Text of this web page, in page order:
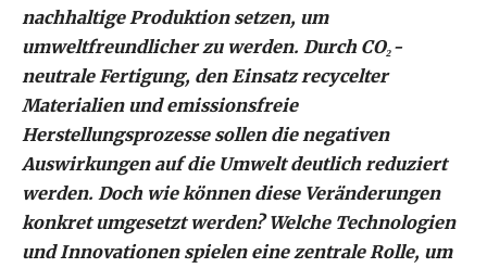
nachhaltige Produktion setzen, um
umweltfreundlicher zu werden. Durch CO₂-
neutrale Fertigung, den Einsatz recycelter
Materialien und emissionsfreie
Herstellungsprozesse sollen die negativen
Auswirkungen auf die Umwelt deutlich reduziert
werden. Doch wie können diese Veränderungen
konkret umgesetzt werden? Welche Technologien
und Innovationen spielen eine zentrale Rolle, um